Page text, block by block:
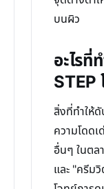
บนผิว
อะไรที่
STEP
สิ่งที่ทำให้
ความโดด
อื่นๆ ในตล
และ "ครีม